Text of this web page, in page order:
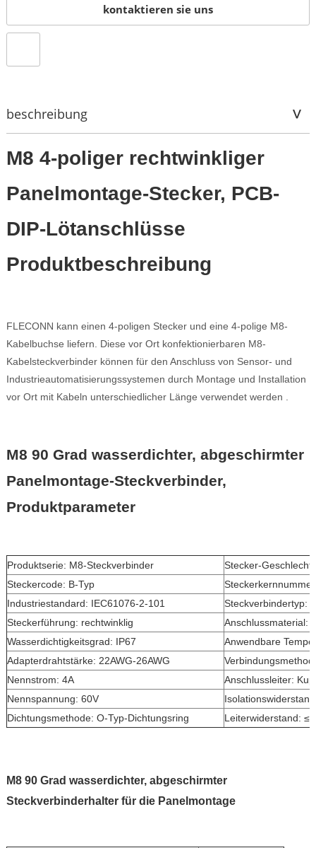
kontaktieren sie uns
beschreibung
M8 4-poliger rechtwinkliger
Panelmontage-Stecker, PCB-
DIP-Lötanschlüsse
Produktbeschreibung
FLECONN kann einen 4-poligen Stecker und eine 4-polige M8-
Kabelbuchse liefern. Diese vor Ort konfektionierbaren M8-
Kabelsteckverbinder können für den Anschluss von Sensor- und
Industrieautomatisierungssystemen durch Montage und Installation
vor Ort mit Kabeln unterschiedlicher Länge verwendet werden
M8 90 Grad wasserdichter, abgeschirmter
Panelmontage-Steckverbinder,
Produktparameter
Produktserie: M8-Steckverbinder
Stecker-
Steckercode: B-Typ
Industriestandard: IEC61076-2-101
Steckverbindertyp:
Steckerführung: rechtwinklig
Anschlussmaterial:
Wasserdichtigkeitsgrad: IP67
Anwendbare
Adapterdrahtstärke: 22AWG-26AWG
Nennstrom: 4A
Anschlussleiter:
Nennspannung: 60V
Dichtungsmethode: O-Typ-Dichtungsring
Leiterwiderstand:
M8 90 Grad wasserdichter, abgeschirmter
Steckverbinderhalter für die Panelmontage